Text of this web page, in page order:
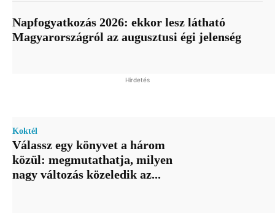
Napfogyatkozás 2026: ekkor lesz látható
Magyarországról az augusztusi égi jelenség
Hirdetés
Koktél
Válassz egy könyvet a három
közül: megmutathatja, milyen
nagy változás közeledik az...